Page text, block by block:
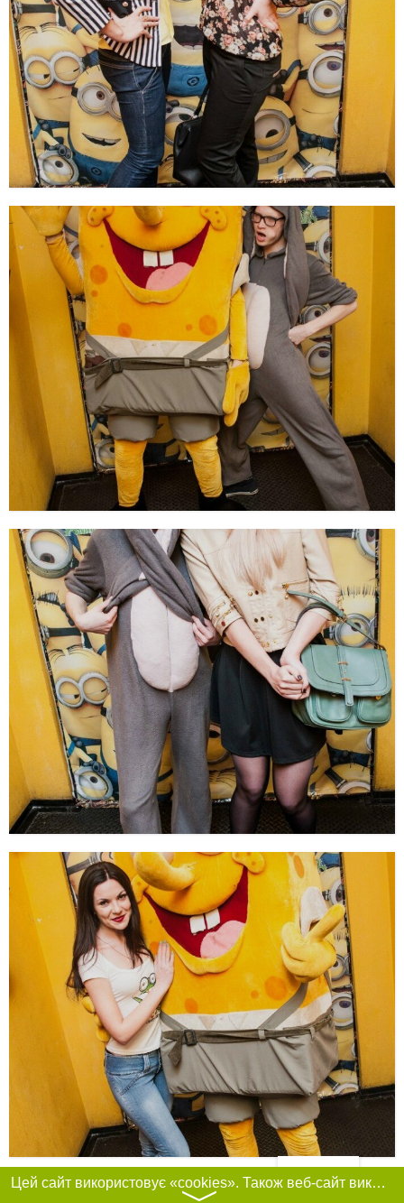
Фільтри
Цей сайт використовує «cookies». Також веб-сайт використовує інтернет-сервіс для збору технічних даних стосовно відвідувачів з метою отримання маркетингової та статистичної інформації. Умови обробки даних відвідувачів сайту див.
〉